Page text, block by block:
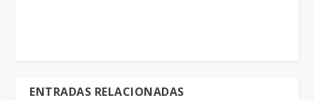
ENTRADAS RELACIONADAS